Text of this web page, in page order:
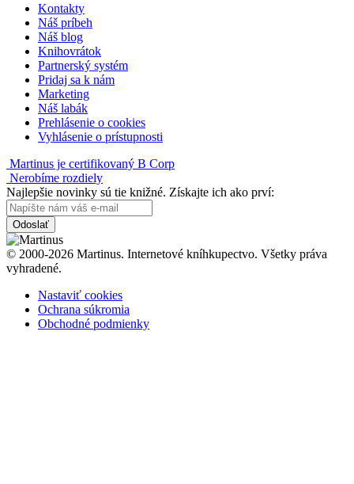
Kontakty
Náš príbeh
Náš blog
Knihovrátok
Partnerský systém
Pridaj sa k nám
Marketing
Náš labák
Prehlásenie o cookies
Vyhlásenie o prístupnosti
Martinus je certifikovaný B Corp
Nerobíme rozdiely
Najlepšie novinky sú tie knižné. Získajte ich ako prví:
Odoslať
© 2000-2026 Martinus. Internetové kníhkupectvo. Všetky práva
vyhradené.
Nastaviť cookies
Ochrana súkromia
Obchodné podmienky